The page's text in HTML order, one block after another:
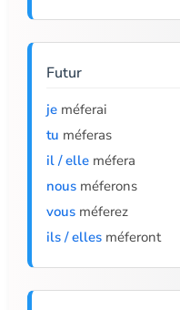
Futur
je méferai
tu méferas
il / elle méfera
nous méferons
vous méferez
ils / elles méferont